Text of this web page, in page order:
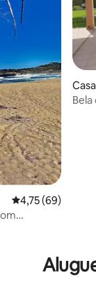
4,75 de uma
4,75 (69)